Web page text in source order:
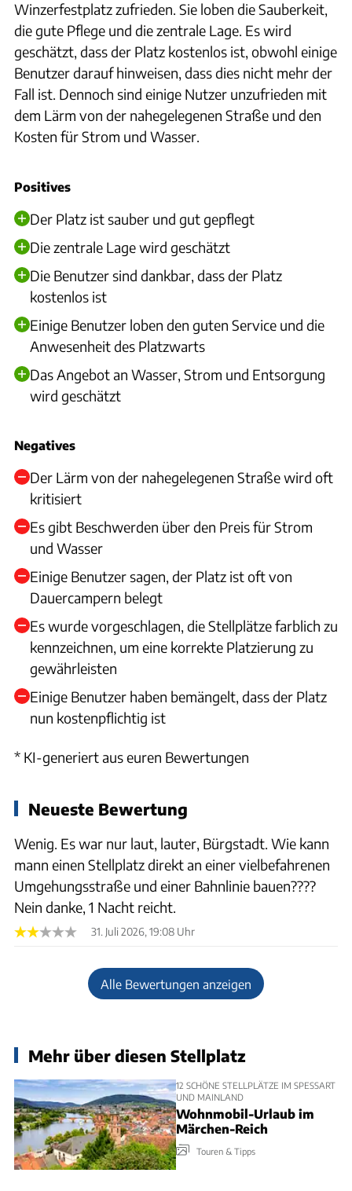
Winzerfestplatz zufrieden. Sie loben die Sauberkeit,
die gute Pflege und die zentrale Lage. Es wird
geschätzt, dass der Platz kostenlos ist, obwohl einige
Benutzer darauf hinweisen, dass dies nicht mehr der
Fall ist. Dennoch sind einige Nutzer unzufrieden mit
dem Lärm von der nahegelegenen Straße und den
Kosten für Strom und Wasser.
Positives
Der Platz ist sauber und gut gepflegt
Die zentrale Lage wird geschätzt
Die Benutzer sind dankbar, dass der Platz
kostenlos ist
Einige Benutzer loben den guten Service und die
Anwesenheit des Platzwarts
Das Angebot an Wasser, Strom und Entsorgung
wird geschätzt
Negatives
Der Lärm von der nahegelegenen Straße wird oft
kritisiert
Es gibt Beschwerden über den Preis für Strom
und Wasser
Einige Benutzer sagen, der Platz ist oft von
Dauercampern belegt
Es wurde vorgeschlagen, die Stellplätze farblich zu
kennzeichnen, um eine korrekte Platzierung zu
gewährleisten
Einige Benutzer haben bemängelt, dass der Platz
nun kostenpflichtig ist
* KI-generiert aus euren Bewertungen
Neueste Bewertung
Wenig. Es war nur laut, lauter, Bürgstadt. Wie kann
mann einen Stellplatz direkt an einer vielbefahrenen
Umgehungsstraße und einer Bahnlinie bauen????
Nein danke, 1 Nacht reicht.
31. Juli 2026, 19:08 Uhr
Alle Bewertungen anzeigen
Mehr über diesen Stellplatz
12 SCHÖNE STELLPLÄTZE IM SPESSART
UND MAINLAND
Wohnmobil-Urlaub im
Märchen-Reich
Touren & Tipps